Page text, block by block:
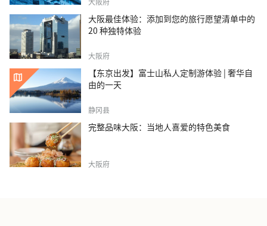
大阪最佳体验：添加到您的旅行愿望清单中的
20 种独特体验
大阪府
【东京出发】富士山私人定制游体验 | 奢华自
由的一天
静冈县
完整品味大阪：当地人喜爱的特色美食
大阪府